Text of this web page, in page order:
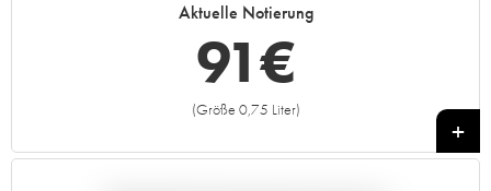
Aktuelle Notierung
91€
(Größe 0,75 Liter)
+